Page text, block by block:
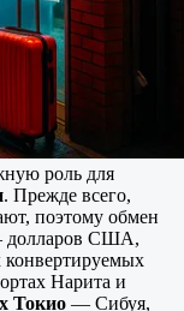
роль для
. Прежде всего,
поэтому обмен
долларов США,
конвертируемых
Нарита и
Токио — Сибуя,